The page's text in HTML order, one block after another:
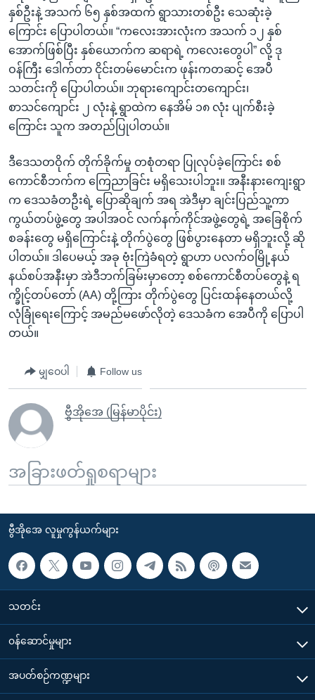
နှစ်ဦးနဲ့ အသက် ၆၅ နှစ်အထက် ရွာသားတစ်ဦး သေဆုံးခဲ့
ကြောင်း ပြောပါတယ်။ “ကလေးအားလုံးက အသက် ၁၂ နှစ်
အောက်ဖြစ်ပြီး နှစ်ယောက်က ဆရာရဲ့ ကလေးတွေပါ” လို့ ဒု
ဝန်ကြီး ဒေါက်တာ ငိုင်းတမ်မောင်းက ဖုန်းကတဆင့် အေပီ
သတင်းကို ပြောပါတယ်။ ဘုရားကျောင်းတကျောင်း၊
စာသင်ကျောင်း ၂ လုံးနဲ့ ရွာထဲက နေအိမ် ၁၈ လုံး ပျက်စီးခဲ့
ကြောင်း သူက အတည်ပြုပါတယ်။
ဒီဒေသတဝိုက် တိုက်ခိုက်မှု တစုံတရာ ပြုလုပ်ခဲ့ကြောင်း စစ်
ကောင်စီဘက်က ကြေညာခြင်း မရှိသေးပါဘူး။ အနီးနားကျေးရွာ
က ဒေသခံတဦးရဲ့ ပြောဆိုချက် အရ အဲဒီမှာ ချင်းပြည်သူ့ကာ
ကွယ်တပ်ဖွဲ့တွေ အပါအဝင် လက်နက်ကိုင်အဖွဲ့တွေရဲ့ အခြေစိုက်
စခန်းတွေ မရှိကြောင်းနဲ့ တိုက်ပွဲတွေ ဖြစ်ပွားနေတာ မရှိဘူးလို့ ဆို
ပါတယ်။ ဒါပေမယ့် အခု ဗုံးကြဲခံရတဲ့ ရွာဟာ ပလက်ဝမြို့နယ်
နယ်စပ်အနီးမှာ အဲဒီဘက်ခြမ်းမှာတော့ စစ်ကောင်စီတပ်တွေနဲ့ ရ
က္ခိုင့်တပ်တော် (AA) တို့ကြား တိုက်ပွဲတွေ ပြင်းထန်နေတယ်လို့
လုံခြုံရေးကြောင့် အမည်မဖော်လိုတဲ့ ဒေသခံက အေပီကို ပြောပါ
တယ်။
မျှဝေပါ Follow us
ဗွီအိုအေ (မြန်မာပိုင်း)
အခြားဖတ်ရှုစရာများ
ဗွီအိုအေ လူမှုကွန်ယက်များ
သတင်း
၀န်ဆောင်မှုများ
အပတ်စဉ်ကဏ္ဍများ